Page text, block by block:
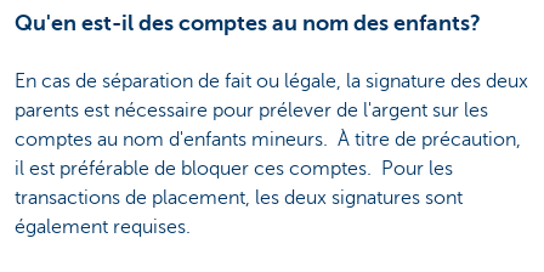
Qu'en est-il des comptes au nom des enfants?
En cas de séparation de fait ou légale, la signature des deux
parents est nécessaire pour prélever de l'argent sur les
comptes au nom d'enfants mineurs. À titre de précaution,
il est préférable de bloquer ces comptes. Pour les
transactions de placement, les deux signatures sont
également requises.